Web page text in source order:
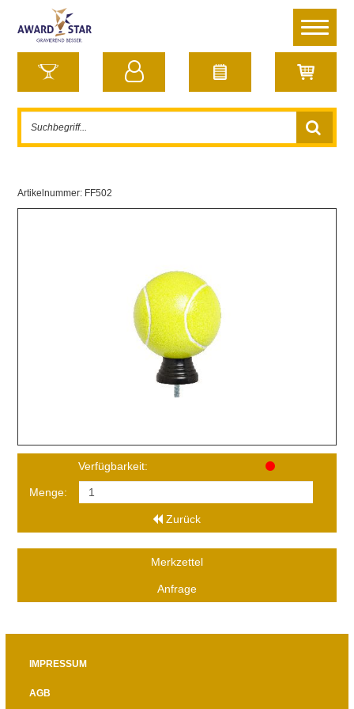
Artikelnummer: FF502
Verfügbarkeit:
Menge:
Zurück
Merkzettel
Anfrage
IMPRESSUM
AGB